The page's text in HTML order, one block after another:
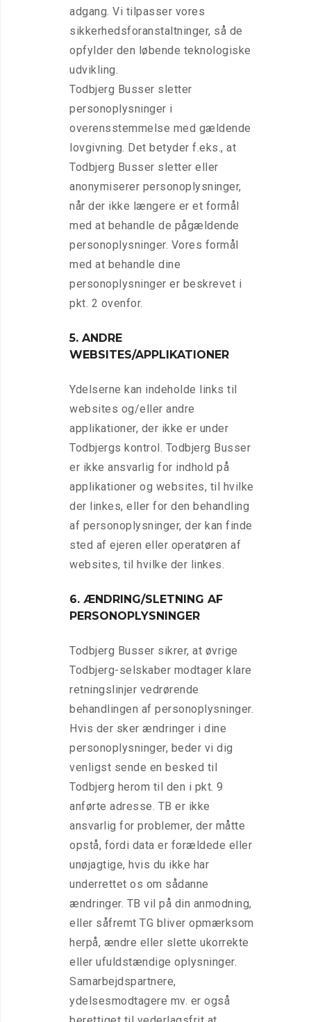
adgang. Vi tilpasser vores
sikkerhedsforanstaltninger, så de
opfylder den løbende teknologiske
udvikling.
Todbjerg Busser sletter
personoplysninger i
overensstemmelse med gældende
lovgivning. Det betyder f.eks., at
Todbjerg Busser sletter eller
anonymiserer personoplysninger,
når der ikke længere er et formål
med at behandle de pågældende
personoplysninger. Vores formål
med at behandle dine
personoplysninger er beskrevet i
pkt. 2 ovenfor.
5. ANDRE
WEBSITES/APPLIKATIONER
Ydelserne kan indeholde links til
websites og/eller andre
applikationer, der ikke er under
Todbjergs kontrol. Todbjerg Busser
er ikke ansvarlig for indhold på
applikationer og websites, til hvilke
der linkes, eller for den behandling
af personoplysninger, der kan finde
sted af ejeren eller operatøren af
websites, til hvilke der linkes.
6. ÆNDRING/SLETNING AF
PERSONOPLYSNINGER
Todbjerg Busser sikrer, at øvrige
Todbjerg-selskaber modtager klare
retningslinjer vedrørende
behandlingen af personoplysninger.
Hvis der sker ændringer i dine
personoplysninger, beder vi dig
venligst sende en besked til
Todbjerg herom til den i pkt. 9
anførte adresse. TB er ikke
ansvarlig for problemer, der måtte
opstå, fordi data er forældede eller
unøjagtige, hvis du ikke har
underrettet os om sådanne
ændringer. TB vil på din anmodning,
eller såfremt TG bliver opmærksom
herpå, ændre eller slette ukorrekte
eller ufuldstændige oplysninger.
Samarbejdspartnere,
ydelsesmodtagere mv. er også